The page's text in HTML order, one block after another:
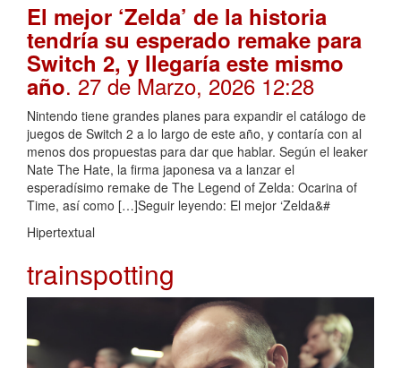
El mejor ‘Zelda’ de la historia
tendría su esperado remake para
Switch 2, y llegaría este mismo
año. 27 de Marzo, 2026 12:28
Nintendo tiene grandes planes para expandir el catálogo de
juegos de Switch 2 a lo largo de este año, y contaría con al
menos dos propuestas para dar que hablar. Según el leaker
Nate The Hate, la firma japonesa va a lanzar el
esperadísimo remake de The Legend of Zelda: Ocarina of
Time, así como […]Seguir leyendo: El mejor ‘Zelda&#
Hipertextual
trainspotting